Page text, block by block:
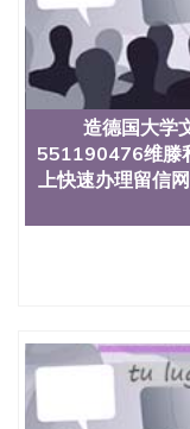
造德国大学
551190476维滕
上快速办理留信